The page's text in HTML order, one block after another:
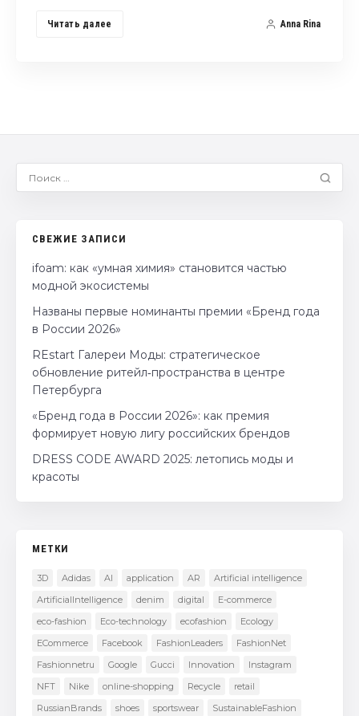
Читать далее Anna Rina
СВЕЖИЕ ЗАПИСИ
ifoam: как «умная химия» становится частью
модной экосистемы
Названы первые номинанты премии «Бренд года
в России 2026»
REstart Галереи Моды: стратегическое
обновление ритейл‑пространства в центре
Петербурга
«Бренд года в России 2026»: как премия
формирует новую лигу российских брендов
DRESS CODE AWARD 2025: летопись моды и
красоты
МЕТКИ
3D Adidas AI application AR
Artificial intelligence
ArtificialIntelligence
denim digital
E-commerce
eco-fashion
Eco-technology ecofashion
Ecology
ECommerce
Facebook FashionLeaders
FashionNet
Fashionnetru
Google Gucci Innovation
Instagram
NFT
Nike online-shopping Recycle
retail
RussianBrands
shoes sportswear
SustainableFashion